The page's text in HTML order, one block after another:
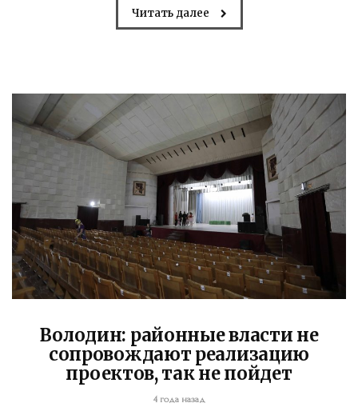
Читать далее
Володин: районные власти не
сопровождают реализацию
проектов, так не пойдет
4 года назад